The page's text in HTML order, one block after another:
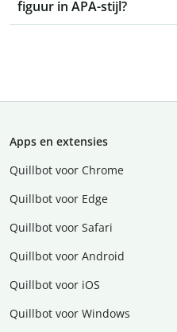
figuur in APA-stijl?
Apps en extensies
Quillbot voor Chrome
Quillbot voor Edge
Quillbot voor Safari
Quillbot voor Android
Quillbot voor iOS
Quillbot voor Windows